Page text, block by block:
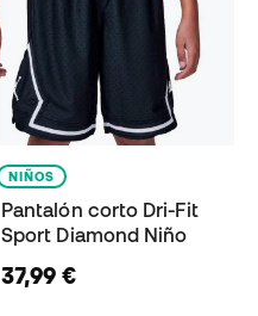
NIÑOS
Pantalón corto Dri-Fit
Sport Diamond Niño
37,99 €